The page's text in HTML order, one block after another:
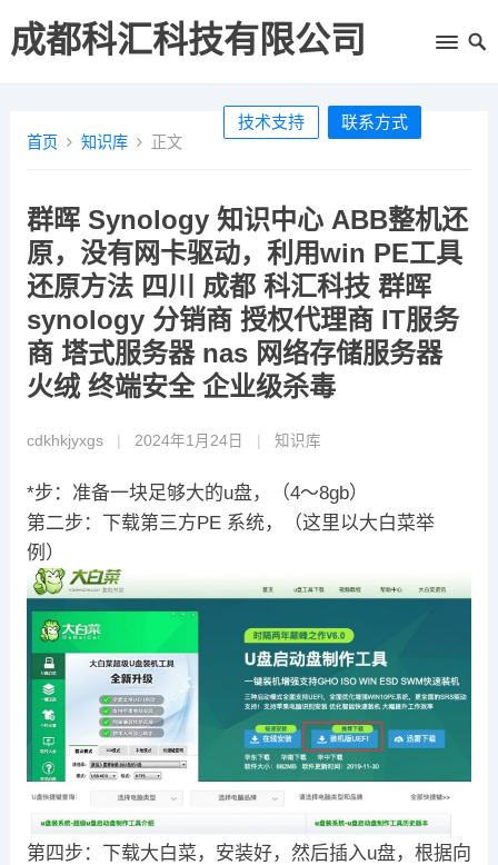
成都科汇科技有限公司
技术支持 联系方式
首页 知识库 正文
群晖 Synology 知识中心 ABB整机还
原，没有网卡驱动，利用win PE工具
还原方法 四川 成都 科汇科技 群晖
synology 分销商 授权代理商 IT服务
商 塔式服务器 nas 网络存储服务器
火绒 终端安全 企业级杀毒
cdkhkjyxgs 2024年1月24日 知识库
*步：准备一块足够大的u盘，（4～8gb）
第二步：下载第三方PE 系统，（这里以大白菜举
例）
第四步：下载大白菜，安装好，然后插入u盘，根据向